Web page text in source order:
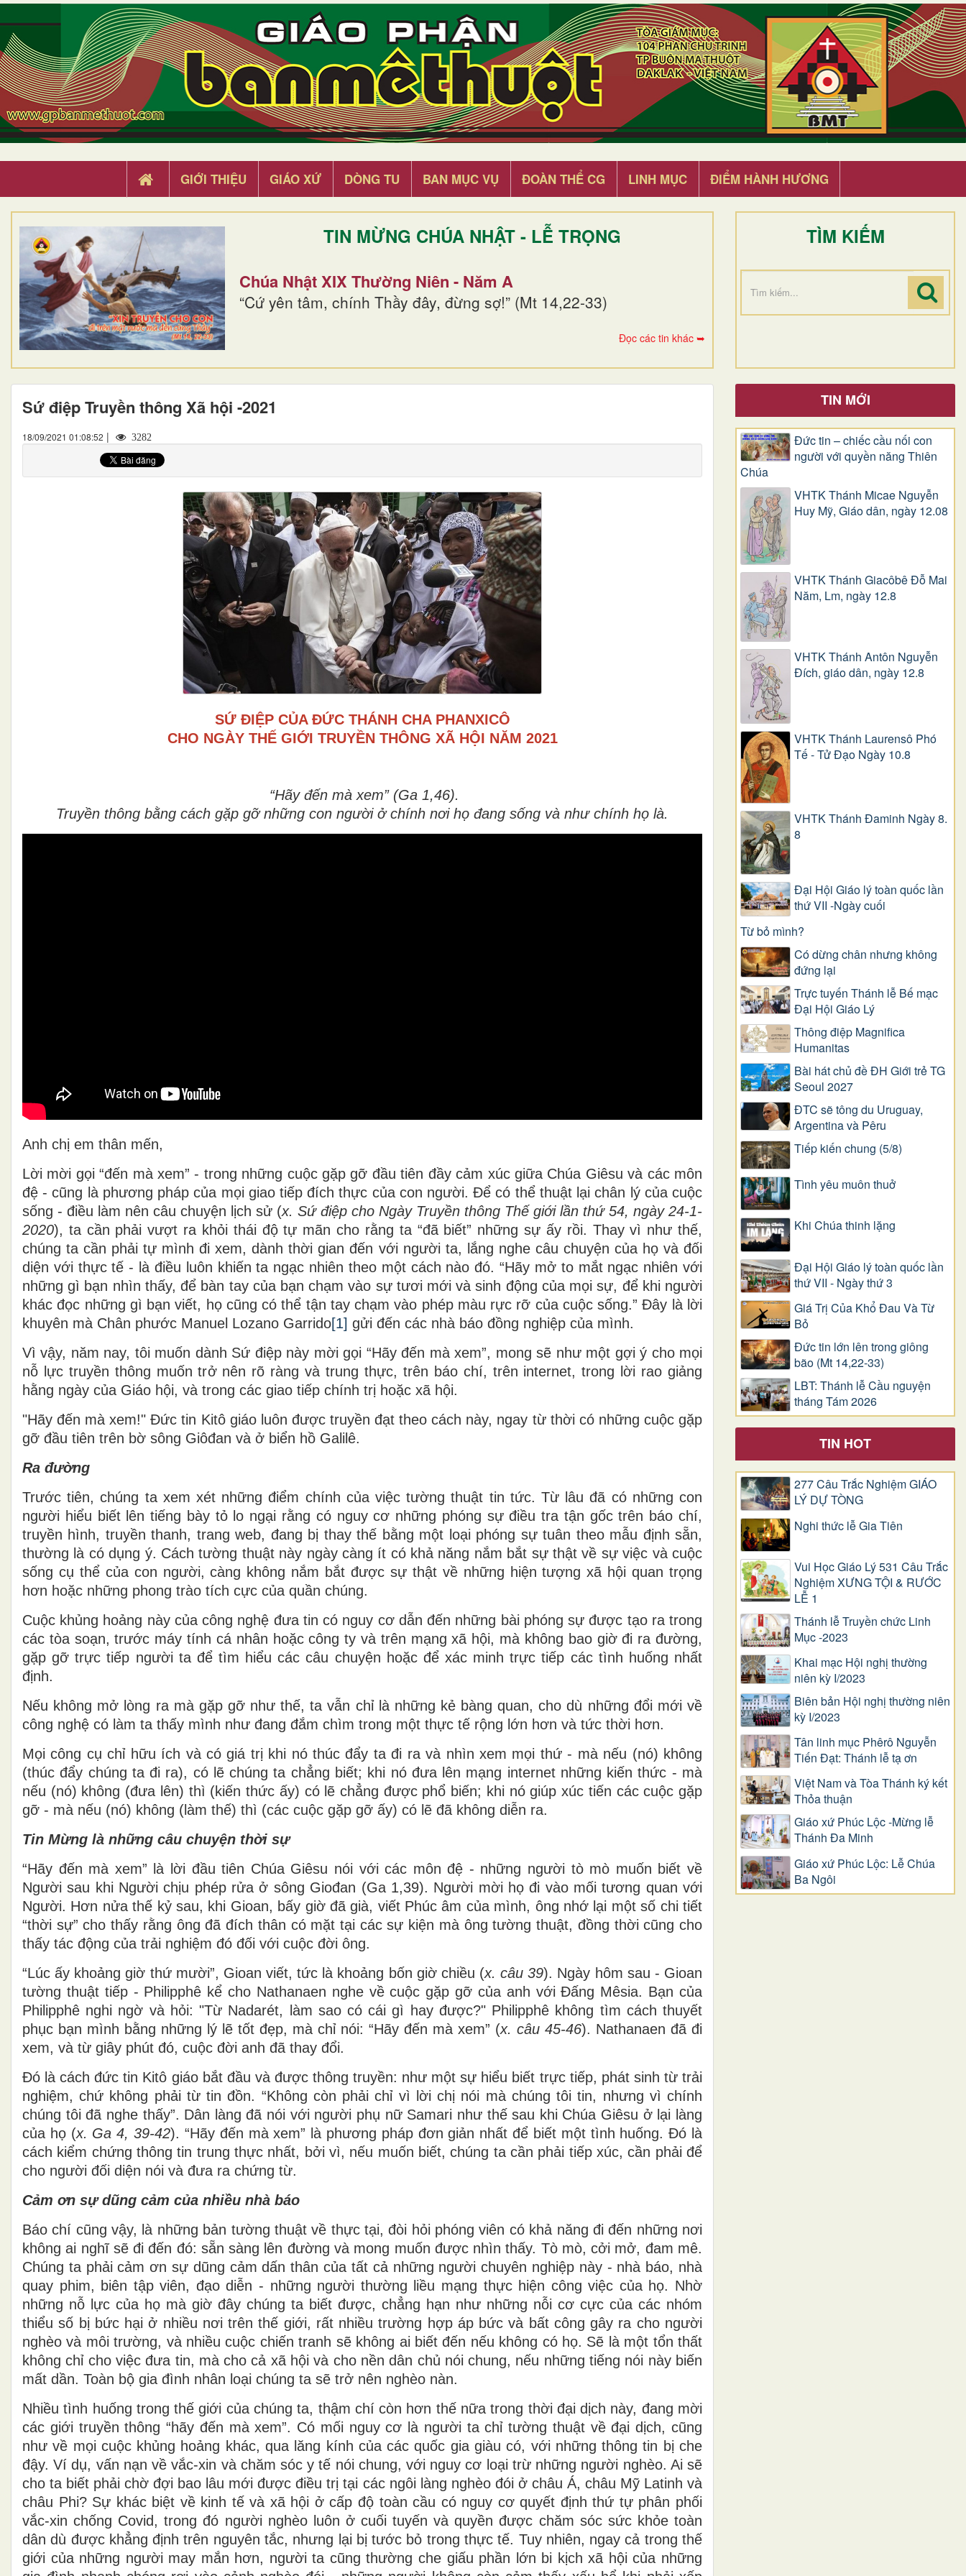
GIỚI THIỆU GIÁO XỨ DÒNG TU BAN MỤC VỤ ĐOÀN THỂ CG LINH MỤC ĐIỂM HÀNH HƯƠNG
TIN MỪNG CHÚA NHẬT - LỄ TRỌNG
Chúa Nhật XIX Thường Niên - Năm A
“Cứ yên tâm, chính Thầy đây, đừng sợ!” (Mt 14,22-33)
Đọc các tin khác ➥
TÌM KIẾM
Sứ điệp Truyền thông Xã hội -2021
18/09/2021 01:08:52 | 3282
SỨ ĐIỆP CỦA ĐỨC THÁNH CHA PHANXICÔ
CHO NGÀY THẾ GIỚI TRUYỀN THÔNG XÃ HỘI NĂM 2021
“Hãy đến mà xem” (Ga 1,46).
Truyền thông bằng cách gặp gỡ những con người ở chính nơi họ đang sống và như chính họ là.
Anh chị em thân mến,
Lời mời gọi “đến mà xem” - trong những cuộc gặp gỡ đầu tiên đầy cảm xúc giữa Chúa Giêsu và các môn
đệ - cũng là phương pháp của mọi giao tiếp đích thực của con người. Để có thể thuật lại chân lý của cuộc
sống - điều làm nên câu chuyện lịch sử (x. Sứ điệp cho Ngày Truyền thông Thế giới lần thứ 54, ngày 24-1-
2020), ta cần phải vượt ra khỏi thái độ tự mãn cho rằng ta “đã biết” những sự ấy rồi. Thay vì như thế,
chúng ta cần phải tự mình đi xem, dành thời gian đến với người ta, lắng nghe câu chuyện của họ và đối
diện với thực tế - là điều luôn khiến ta ngạc nhiên theo một cách nào đó. “Hãy mở to mắt ngạc nhiên với
những gì bạn nhìn thấy, để bàn tay của bạn chạm vào sự tươi mới và sinh động của mọi sự, để khi người
khác đọc những gì bạn viết, họ cũng có thể tận tay chạm vào phép màu rực rỡ của cuộc sống.” Đây là lời
khuyên mà Chân phước Manuel Lozano Garrido[1] gửi đến các nhà báo đồng nghiệp của mình.
Vì vậy, năm nay, tôi muốn dành Sứ điệp này mời gọi “Hãy đến mà xem”, mong sẽ như một gợi ý cho mọi
nỗ lực truyền thông muốn trở nên rõ ràng và trung thực, trên báo chí, trên internet, trong lời rao giảng
hằng ngày của Giáo hội, và trong các giao tiếp chính trị hoặc xã hội.
"Hãy đến mà xem!" Đức tin Kitô giáo luôn được truyền đạt theo cách này, ngay từ thời có những cuộc gặp
gỡ đầu tiên trên bờ sông Giôđan và ở biển hồ Galilê.
Ra đường
Trước tiên, chúng ta xem xét những điểm chính của việc tường thuật tin tức. Từ lâu đã có những con
người hiểu biết lên tiếng bày tỏ lo ngại rằng có nguy cơ những phóng sự điều tra tận gốc trên báo chí,
truyền hình, truyền thanh, trang web, đang bị thay thế bằng một loại phóng sự tuân theo mẫu định sẵn,
thường là có dụng ý. Cách tường thuật này ngày càng ít có khả năng nắm bắt sự thật về sự việc và cuộc
sống cụ thể của con người, càng không nắm bắt được sự thật về những hiện tượng xã hội quan trọng
hơn hoặc những phong trào tích cực của quần chúng.
Cuộc khủng hoảng này của công nghệ đưa tin có nguy cơ dẫn đến những bài phóng sự được tạo ra trong
các tòa soạn, trước máy tính cá nhân hoặc công ty và trên mạng xã hội, mà không bao giờ đi ra đường,
gặp gỡ trực tiếp người ta để tìm hiểu các câu chuyện hoặc để xác minh trực tiếp các tình huống nhất
định.
Nếu không mở lòng ra mà gặp gỡ như thế, ta vẫn chỉ là những kẻ bàng quan, cho dù những đổi mới về
công nghệ có làm ta thấy mình như đang đắm chìm trong một thực tế rộng lớn hơn và tức thời hơn.
Mọi công cụ chỉ hữu ích và có giá trị khi nó thúc đẩy ta đi ra và nhìn xem mọi thứ - mà nếu (nó) không
(thúc đẩy chúng ta đi ra), có lẽ chúng ta chẳng biết; khi nó đưa lên mạng internet những kiến thức - mà
nếu (nó) không (đưa lên) thì (kiến thức ấy) có lẽ chẳng được phổ biến; khi nó giúp xúc tiến các cuộc gặp
gỡ - mà nếu (nó) không (làm thế) thì (các cuộc gặp gỡ ấy) có lẽ đã không diễn ra.
Tin Mừng là những câu chuyện thời sự
“Hãy đến mà xem” là lời đầu tiên Chúa Giêsu nói với các môn đệ - những người tò mò muốn biết về
Người sau khi Người chịu phép rửa ở sông Giođan (Ga 1,39). Người mời họ đi vào mối tương quan với
Người. Hơn nửa thế kỷ sau, khi Gioan, bấy giờ đã già, viết Phúc âm của mình, ông nhớ lại một số chi tiết
“thời sự” cho thấy rằng ông đã đích thân có mặt tại các sự kiện mà ông tường thuật, đồng thời cũng cho
thấy tác động của trải nghiệm đó đối với cuộc đời ông.
“Lúc ấy khoảng giờ thứ mười”, Gioan viết, tức là khoảng bốn giờ chiều (x. câu 39). Ngày hôm sau - Gioan
tường thuật tiếp - Philipphê kể cho Nathanaen nghe về cuộc gặp gỡ của anh với Đấng Mêsia. Bạn của
Philipphê nghi ngờ và hỏi: "Từ Nadarét, làm sao có cái gì hay được?" Philipphê không tìm cách thuyết
phục bạn mình bằng những lý lẽ tốt đẹp, mà chỉ nói: “Hãy đến mà xem” (x. câu 45-46). Nathanaen đã đi
xem, và từ giây phút đó, cuộc đời anh đã thay đổi.
Đó là cách đức tin Kitô giáo bắt đầu và được thông truyền: như một sự hiểu biết trực tiếp, phát sinh từ trải
nghiệm, chứ không phải từ tin đồn. “Không còn phải chỉ vì lời chị nói mà chúng tôi tin, nhưng vì chính
chúng tôi đã nghe thấy”. Dân làng đã nói với người phụ nữ Samari như thế sau khi Chúa Giêsu ở lại làng
của họ (x. Ga 4, 39-42). “Hãy đến mà xem” là phương pháp đơn giản nhất để biết một tình huống. Đó là
cách kiểm chứng thông tin trung thực nhất, bởi vì, nếu muốn biết, chúng ta cần phải tiếp xúc, cần phải để
cho người đối diện nói và đưa ra chứng từ.
Cảm ơn sự dũng cảm của nhiều nhà báo
Báo chí cũng vậy, là những bản tường thuật về thực tại, đòi hỏi phóng viên có khả năng đi đến những nơi
không ai nghĩ sẽ đi đến đó: sẵn sàng lên đường và mong muốn được nhìn thấy. Tò mò, cởi mở, đam mê.
Chúng ta phải cảm ơn sự dũng cảm dấn thân của tất cả những người chuyên nghiệp này - nhà báo, nhà
quay phim, biên tập viên, đạo diễn - những người thường liều mạng thực hiện công việc của họ. Nhờ
những nỗ lực của họ mà giờ đây chúng ta biết được, chẳng hạn như những nỗi cơ cực của các nhóm
thiểu số bị bức hại ở nhiều nơi trên thế giới, rất nhiều trường hợp áp bức và bất công gây ra cho người
nghèo và môi trường, và nhiều cuộc chiến tranh sẽ không ai biết đến nếu không có họ. Sẽ là một tổn thất
không chỉ cho việc đưa tin, mà cho cả xã hội và cho nền dân chủ nói chung, nếu những tiếng nói này biến
mất dần. Toàn bộ gia đình nhân loại chúng ta sẽ trở nên nghèo nàn.
Nhiều tình huống trong thế giới của chúng ta, thậm chí còn hơn thế nữa trong thời đại dịch này, đang mời
các giới truyền thông “hãy đến mà xem”. Có mối nguy cơ là người ta chỉ tường thuật về đại dịch, cũng
như về mọi cuộc khủng hoảng khác, qua lăng kính của các quốc gia giàu có, với những thông tin bị che
đậy. Ví dụ, vấn nạn về vắc-xin và chăm sóc y tế nói chung, với nguy cơ loại trừ những người nghèo. Ai sẽ
cho ta biết phải chờ đợi bao lâu mới được điều trị tại các ngôi làng nghèo đói ở châu Á, châu Mỹ Latinh và
châu Phi? Sự khác biệt về kinh tế và xã hội ở cấp độ toàn cầu có nguy cơ quyết định thứ tự phân phối
vắc-xin chống Covid, trong đó người nghèo luôn ở cuối tuyến và quyền được chăm sóc sức khỏe toàn
dân dù được khẳng định trên nguyên tắc, nhưng lại bị tước bỏ trong thực tế. Tuy nhiên, ngay cả trong thế
giới của những người may mắn hơn, người ta cũng thường che giấu phần lớn bi kịch xã hội của những
TIN MỚI
Đức tin – chiếc cầu nối con
người với quyền năng Thiên
Chúa
VHTK Thánh Micae Nguyễn
Huy Mỹ, Giáo dân, ngày 12.08
VHTK Thánh Giacôbê Ðỗ Mai
Năm, Lm, ngày 12.8
VHTK Thánh Antôn Nguyễn
Ðích, giáo dân, ngày 12.8
VHTK Thánh Laurensô Phó
Tế - Tử Đạo Ngày 10.8
VHTK Thánh Đaminh Ngày 8.
8
Đại Hội Giáo lý toàn quốc lần
thứ VII -Ngày cuối
Từ bỏ mình?
Có dừng chân nhưng không
đứng lại
Trực tuyến Thánh lễ Bế mạc
Đại Hội Giáo Lý
Thông điệp Magnifica
Humanitas
Bài hát chủ đề ĐH Giới trẻ TG
Seoul 2027
ĐTC sẽ tông du Uruguay,
Argentina và Pêru
Tiếp kiến chung (5/8)
Tình yêu muôn thuở
Khi Chúa thinh lặng
Đại Hội Giáo lý toàn quốc lần
thứ VII - Ngày thứ 3
Giá Trị Của Khổ Ðau Và Từ
Bỏ
Đức tin lớn lên trong giông
bão (Mt 14,22-33)
LBT: Thánh lễ Cầu nguyện
tháng Tám 2026
TIN HOT
277 Câu Trắc Nghiệm GIÁO
LÝ DỰ TÒNG
Nghi thức lễ Gia Tiên
Vui Học Giáo Lý 531 Câu Trắc
Nghiệm XƯNG TỘI & RƯỚC
LỄ 1
Thánh lễ Truyền chức Linh
Mục -2023
Khai mạc Hội nghị thường
niên kỳ I/2023
Biên bản Hội nghị thường niên
kỳ I/2023
Tân linh mục Phêrô Nguyễn
Tiến Đạt: Thánh lễ tạ ơn
Việt Nam và Tòa Thánh ký kết
Thỏa thuận
Giáo xứ Phúc Lộc -Mừng lễ
Thánh Đa Minh
Giáo xứ Phúc Lộc: Lễ Chúa
Ba Ngôi